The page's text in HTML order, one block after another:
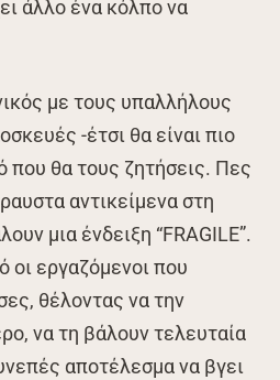
άλλο ένα κόλπο να
με τους υπαλλήλους
-έτσι θα είναι πιο
που θα τους ζητήσεις. Πες
αντικείμενα στη
μια ένδειξη “FRAGILE”.
οι εργαζόμενοι που
θέλοντας να την
να τη βάλουν τελευταία
αποτέλεσμα να βγει